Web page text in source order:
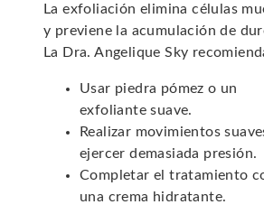
La exfoliación elimina células
y previene la acumulación de
La Dra. Angelique Sky
Usar piedra pómez o un
exfoliante suave.
Realizar movimientos
ejercer demasiada presión.
Completar el tratamiento
una crema hidratante.